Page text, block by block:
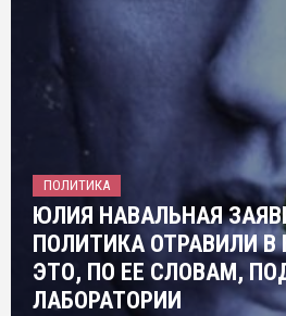
ПОЛИТИКА
ЮЛИЯ НАВАЛЬНАЯ
ПОЛИТИКА ОТРАВИЛИ
ЭТО, ПО ЕЕ СЛОВАМ,
ЛАБОРАТОРИИ